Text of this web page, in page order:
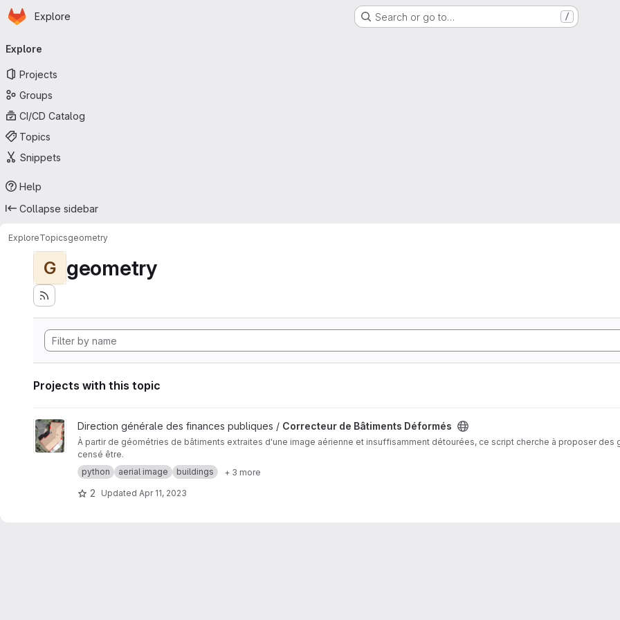
Skip to main content
Homepage
Explore Search or go to… /
navigation
Explore
Projects
Groups
CI/CD Catalog
Topics
Snippets
Help
Collapse sidebar
ExploreTopicsgeometry
G geometry
Projects with this topic
View Correcteur de Bâtiments Déformés project
Direction générale des finances publiques / Correcteur de Bâtiments Déformés
À partir de géométries de bâtiments extraites d'une image aérienne et insuffisamment détourées, ce script cherche à proposer
censé être.
python
aerial image buildings + 3 more
2 Updated Apr 11, 2023